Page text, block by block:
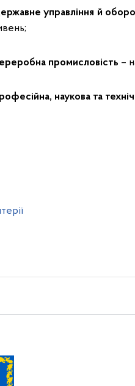
управління й
промисловість –
наукова та